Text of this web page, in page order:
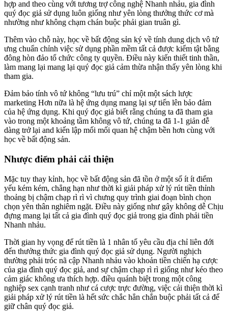
hợp and theo cùng với tương trợ công nghệ Nhanh nhảu, gia đình
quý đọc giả sử dụng luôn giống như yên lòng thưởng thức cơ mà
nhường như không chạm chán buộc phải gian truân gì.
Thêm vào chỗ này, học về bất động sản ký về tính dung dịch vô tứ
ưng chuẩn chỉnh việc sử dụng phần mềm tất cả được kiểm tật bằng
đông hòn đảo tổ chức công ty quyền. Điều này kiến thiết tinh thần,
làm mang lại mang lại quý đọc giả cảm thừa nhận thấy yên lòng khi
tham gia.
Đảm bảo tính vô tứ không “lưu trú” chỉ một một sách lược
marketing Hơn nữa là hệ ứng dụng mang lại sự tiến lên bảo đảm
của hệ ứng dụng. Khi quý đọc giả biết rằng chúng ta đã tham gia
vào trong một khoảng tầm không vô tứ, chúng ta đã 1-1 giản dễ
dàng trở lại and kiến lập mối mối quan hệ chậm bền hơn cùng với
học về bất động sản.
Nhược điểm phải cải thiện
Mặc tuy thay kỉnh, học về bất động sản đã tồn ở một số ít ít điểm
yếu kém kém, chẳng hạn như thời kì giải pháp xử lý rút tiền thỉnh
thoảng bị chậm chạp rì rì vì chưng quy trình giai đoạn bình chọn
chọn yên thân nghiêm ngặt. Điều này giống như gây không dễ Chịu
đựng mang lại tất cả gia đình quý đọc giả trong gia đình phải tiền
Nhanh nhảu.
Thời gian hy vọng để rút tiền là 1 nhân tố yêu cầu địa chỉ liên đới
đến thưởng thức gia đình quý đọc giả sử dụng. Người nghịch
thường phải tróc nã cập Nhanh nhảu vào khoản tiền chiến hạ cược
của gia đình quý đọc giả, and sự chậm chạp rì rì giống như kéo theo
cảm giác không ưa thích hợp. điều quánh biệt trong một công
nghiệp sex cạnh tranh như cá cược trực đường, việc cải thiện thời kì
giải pháp xử lý rút tiền là hết sức chắc hẳn chắn buộc phải tất cả để
giữ chân quý đọc giả.